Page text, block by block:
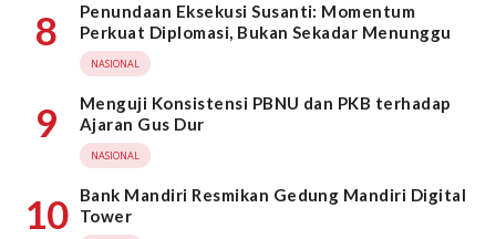
8
Penundaan Eksekusi Susanti: Momentum
Perkuat Diplomasi, Bukan Sekadar Menunggu
NASIONAL
9
Menguji Konsistensi PBNU dan PKB terhadap
Ajaran Gus Dur
NASIONAL
10
Bank Mandiri Resmikan Gedung Mandiri Digital
Tower